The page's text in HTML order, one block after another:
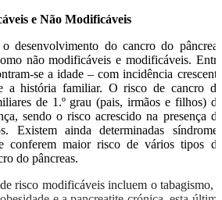
e Não Modificáveis
desenvolvimento do cancro do pâncreas
não modificáveis e modificáveis. Entre
se a idade – com incidência crescente
a história familiar. O risco de cancro do
de 1.º grau (pais, irmãos e filhos) de
sendo o risco acrescido na presença de
Existem ainda determinadas síndromes
conferem maior risco de vários tipos de
do pâncreas.
risco modificáveis incluem o tabagismo, a